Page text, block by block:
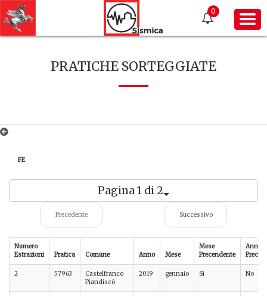
0
PRATICHE SORTEGGIATE
FE
Pagina 1 di 2
Precedente Successivo
Numero
Estrazioni
Pratica Comune Anno Mese
Mese
Precendente
Anno
2 57963
Castelfranco
Piandiscò
2019 gennaio Sì No